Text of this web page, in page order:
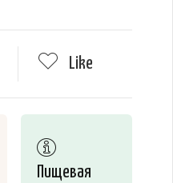
Like
Пищевая